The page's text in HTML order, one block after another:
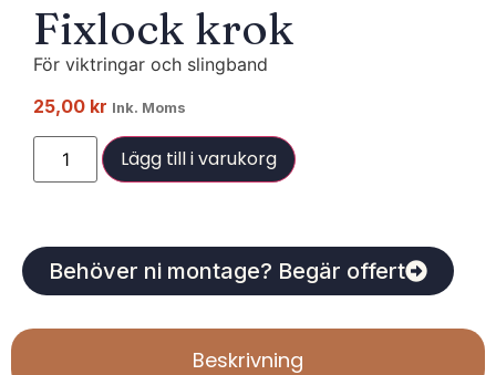
Fixlock krok
För viktringar och slingband
25,00 kr Ink. Moms
Lägg till i varukorg
Behöver ni montage? Begär offert
Beskrivning